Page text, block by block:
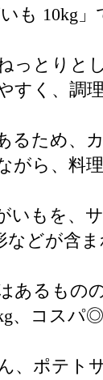
も 10kg」
っとりと
すく、調
るため、
がら、料
いもを、
どが含
あるもの
、コスパ
、ポテト